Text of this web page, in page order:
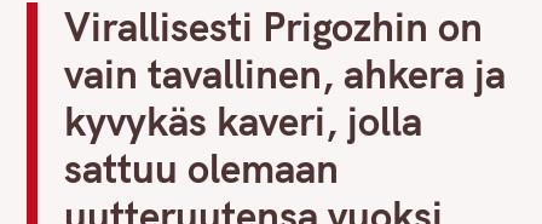
Virallisesti Prigozhin on
vain tavallinen, ahkera ja
kyvykäs kaveri, jolla
sattuu olemaan